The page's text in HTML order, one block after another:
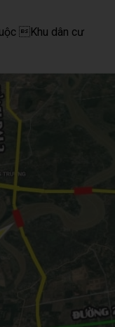
Khu dân cư